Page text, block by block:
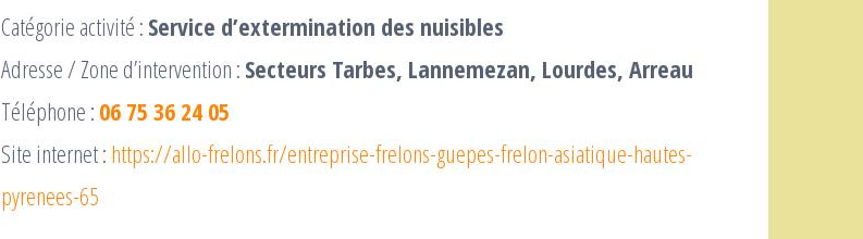
Catégorie activité : Service d’extermination des nuisibles
Adresse / Zone d’intervention : Secteurs Tarbes, Lannemezan, Lourdes, Arreau
Téléphone : 06 75 36 24 05
Site internet : https://allo-frelons.fr/entreprise-frelons-guepes-frelon-asiatique-hautes-
pyrenees-65